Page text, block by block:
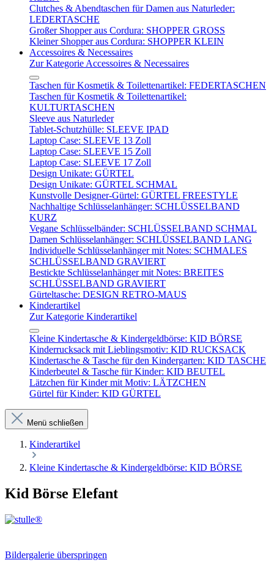
Clutches & Abendtaschen für Damen aus Naturleder:
LEDERTASCHE
Großer Shopper aus Cordura: SHOPPER GROSS
Kleiner Shopper aus Cordura: SHOPPER KLEIN
Accessoires & Necessaires
Zur Kategorie Accessoires & Necessaires
Taschen für Kosmetik & Toilettenartikel: FEDERTASCHEN
Taschen für Kosmetik & Toilettenartikel:
KULTURTASCHEN
Sleeve aus Naturleder
Tablet-Schutzhülle: SLEEVE IPAD
Laptop Case: SLEEVE 13 Zoll
Laptop Case: SLEEVE 15 Zoll
Laptop Case: SLEEVE 17 Zoll
Design Unikate: GÜRTEL
Design Unikate: GÜRTEL SCHMAL
Kunstvolle Designer-Gürtel: GÜRTEL FREESTYLE
Nachhaltige Schlüsselanhänger: SCHLÜSSELBAND
KURZ
Vegane Schlüsselbänder: SCHLÜSSELBAND SCHMAL
Damen Schlüsselanhänger: SCHLÜSSELBAND LANG
Individuelle Schlüsselanhänger mit Notes: SCHMALES
SCHLÜSSELBAND GRAVIERT
Bestickte Schlüsselanhänger mit Notes: BREITES
SCHLÜSSELBAND GRAVIERT
Gürteltasche: DESIGN RETRO-MAUS
Kinderartikel
Zur Kategorie Kinderartikel
Kleine Kindertasche & Kindergeldbörse: KID BÖRSE
Kinderrucksack mit Lieblingsmotiv: KID RUCKSACK
Kindertasche & Tasche für den Kindergarten: KID TASCHE
Kinderbeutel & Tasche für Kinder: KID BEUTEL
Lätzchen für Kinder mit Motiv: LÄTZCHEN
Gürtel für Kinder: KID GÜRTEL
Menü schließen
Kinderartikel
Kleine Kindertasche & Kindergeldbörse: KID BÖRSE
Kid Börse Elefant
Bildergalerie überspringen